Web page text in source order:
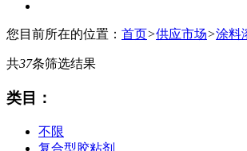
您目前所在的位置： 首页>供应市场>涂料
共37条筛选结果
类目：
不限
复合型胶粘剂